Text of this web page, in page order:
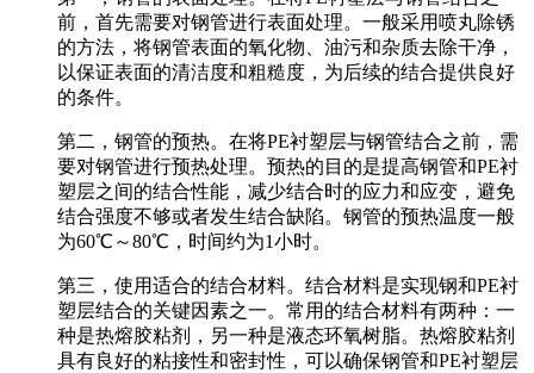
前，首先需要对钢管进行表面处理。一般采用喷丸除锈
的方法，将钢管表面的氧化物、油污和杂质去除干净，
以保证表面的清洁度和粗糙度，为后续的结合提供良好
的条件。
第二，钢管的预热。在将PE衬塑层与钢管结合之前，需
要对钢管进行预热处理。预热的目的是提高钢管和PE衬
塑层之间的结合性能，减少结合时的应力和应变，避免
结合强度不够或者发生结合缺陷。钢管的预热温度一般
为60℃～80℃，时间约为1小时。
第三，使用适合的结合材料。结合材料是实现钢和PE衬
塑层结合的关键因素之一。常用的结合材料有两种：一
种是热熔胶粘剂，另一种是液态环氧树脂。热熔胶粘剂
具有良好的粘接性和密封性，可以确保钢管和PE衬塑层